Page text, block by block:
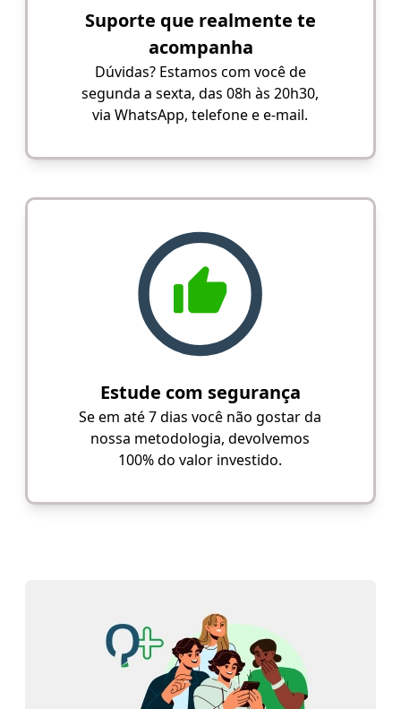
Suporte que realmente te
acompanha
Dúvidas? Estamos com você de
segunda a sexta, das 08h às 20h30,
via WhatsApp, telefone e e-mail.
Estude com segurança
Se em até 7 dias você não gostar da
nossa metodologia, devolvemos
100% do valor investido.